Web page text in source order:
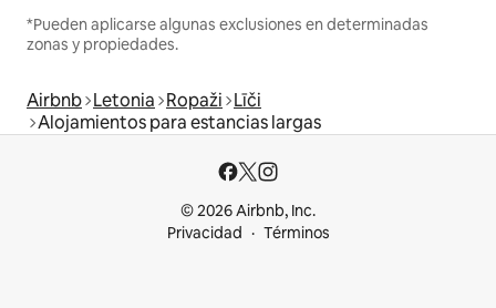
*Pueden aplicarse algunas exclusiones en determinadas
zonas y propiedades.
Airbnb Letonia Ropaži Līči
Alojamientos para estancias largas
© 2026 Airbnb, Inc.
Privacidad
Términos